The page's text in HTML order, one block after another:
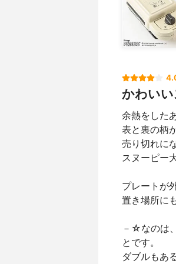
かわいい
余熱をした
表と裏の柄
売り切れに
スヌーピー
プレートが
置き場所に
－☆なのは
とです。
ダブルもあ